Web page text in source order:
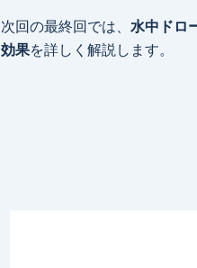
次回の最終回では、 水中ドロ
効果を詳しく解説します。